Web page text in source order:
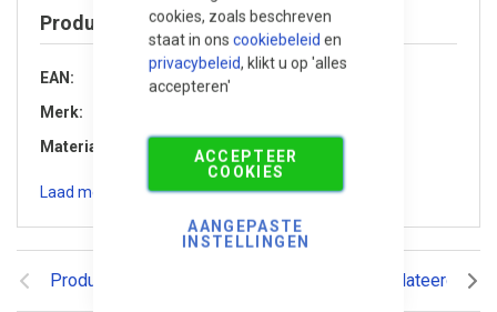
cookies, zoals beschreven
staat in ons cookiebeleid en
privacybeleid, klikt u op 'alles
accepteren'
ACCEPTEER
COOKIES
AANGEPASTE
INSTELLINGEN
Productomschrijving Gerelateerde
Product specificaties
EAN
8720246406511
Merk
Materiaal
Douglas hout
Laad meer specificaties